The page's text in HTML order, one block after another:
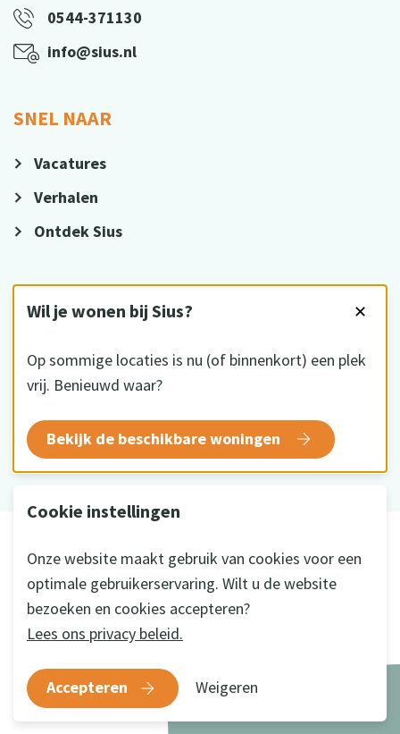
Wil je wonen bij Sius? ✕
Op sommige locaties is nu (of binnenkort) een plek
vrij. Benieuwd waar?
Bekijk de beschikbare woningen
Cookie instellingen
Onze website maakt gebruik van cookies voor een
optimale gebruikerservaring. Wilt u de website
bezoeken en cookies accepteren?
Lees ons privacy beleid.
Accepteren Weigeren
0544-371130
info@sius.nl
SNEL NAAR
Vacatures
Verhalen
Ontdek Sius
HKZ gecertificeerd
Disclaimer
Privacy
Cookie instellingen
Ontwikkeld doora&m impact